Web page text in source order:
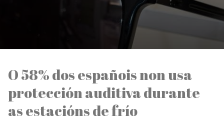
O 58% dos españois non usa
protección auditiva durante
as estacións de frío